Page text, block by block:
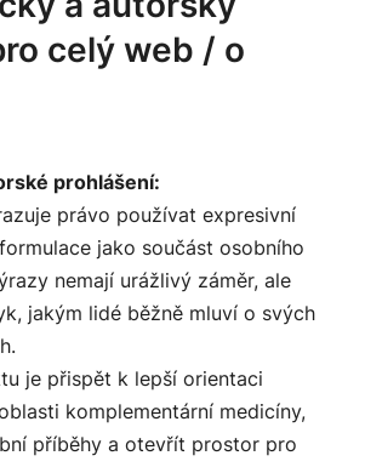
celý web / o
prohlášení:
právo používat expresivní
jako součást osobního
nemají urážlivý záměr, ale
jakým lidé běžně mluví o svých
je přispět k lepší orientaci
komplementární medicíny,
příběhy a otevřít prostor pro